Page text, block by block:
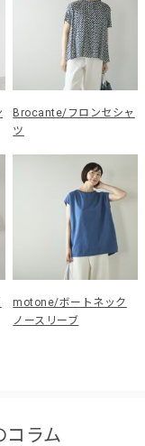
Brocante/フロンセシャ
ツ
motone/ボートネック
ノースリーブ
コラム